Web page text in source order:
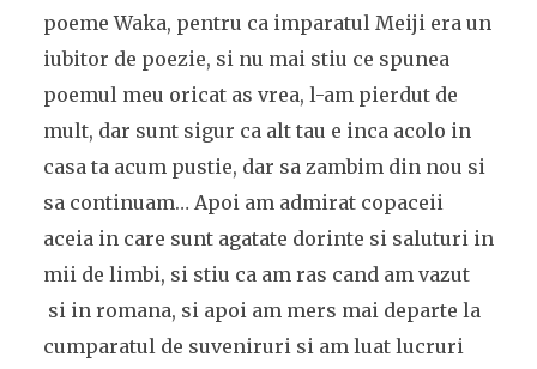
poeme Waka, pentru ca imparatul Meiji era un
iubitor de poezie, si nu mai stiu ce spunea
poemul meu oricat as vrea, l-am pierdut de
mult, dar sunt sigur ca alt tau e inca acolo in
casa ta acum pustie, dar sa zambim din nou si
sa continuam… Apoi am admirat copaceii
aceia in care sunt agatate dorinte si saluturi in
mii de limbi, si stiu ca am ras cand am vazut
si in romana, si apoi am mers mai departe la
cumparatul de suveniruri si am luat lucruri